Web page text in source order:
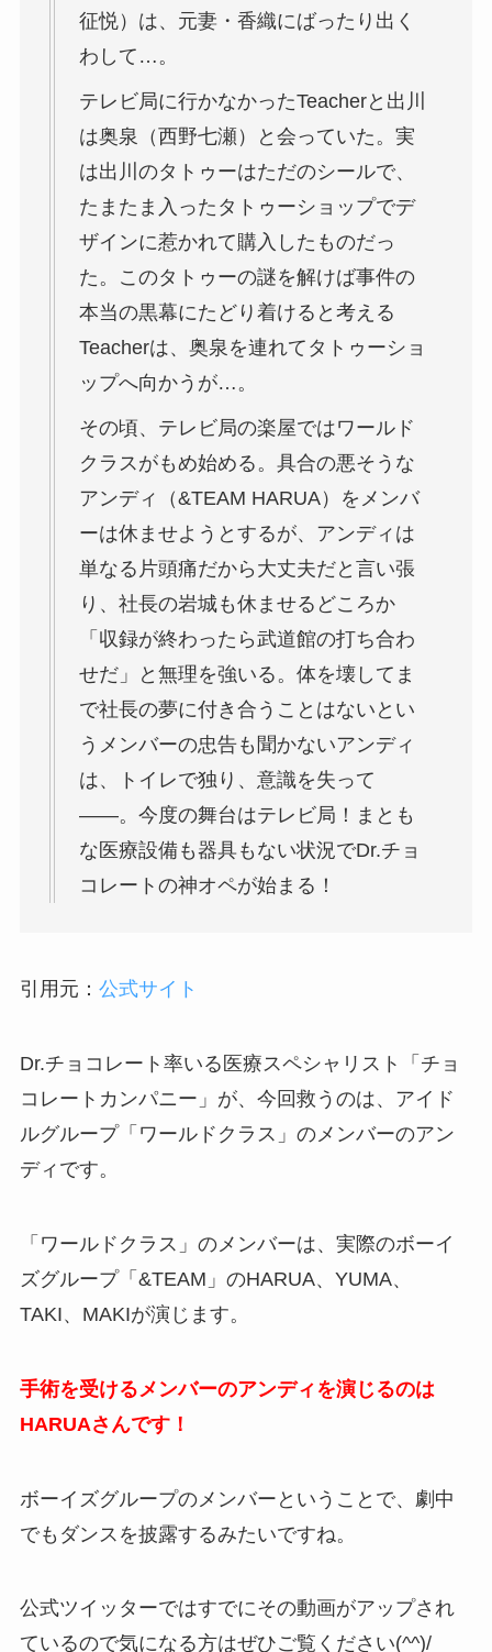
征悦）は、元妻・香織にばったり出く
わして…。
テレビ局に行かなかったTeacherと出川
は奥泉（西野七瀬）と会っていた。実
は出川のタトゥーはただのシールで、
たまたま入ったタトゥーショップでデ
ザインに惹かれて購入したものだっ
た。このタトゥーの謎を解けば事件の
本当の黒幕にたどり着けると考える
Teacherは、奥泉を連れてタトゥーショ
ップへ向かうが…。
その頃、テレビ局の楽屋ではワールド
クラスがもめ始める。具合の悪そうな
アンディ（&TEAM HARUA）をメンバ
ーは休ませようとするが、アンディは
単なる片頭痛だから大丈夫だと言い張
り、社長の岩城も休ませるどころか
「収録が終わったら武道館の打ち合わ
せだ」と無理を強いる。体を壊してま
で社長の夢に付き合うことはないとい
うメンバーの忠告も聞かないアンディ
は、トイレで独り、意識を失って
――。今度の舞台はテレビ局！まとも
な医療設備も器具もない状況でDr.チョ
コレートの神オペが始まる！
引用元： 公式サイト
Dr.チョコレート率いる医療スペシャリスト「チョ
コレートカンパニー」が、今回救うのは、アイド
ルグループ「ワールドクラス」のメンバーのアン
ディです。
「ワールドクラス」のメンバーは、実際のボーイ
ズグループ「&TEAM」のHARUA、YUMA、
TAKI、MAKIが演じます。
手術を受けるメンバーのアンディを演じるのは
HARUAさんです！
ボーイズグループのメンバーということで、劇中
でもダンスを披露するみたいですね。
公式ツイッターではすでにその動画がアップされ
ているので気になる方はぜひご覧ください(^^)/